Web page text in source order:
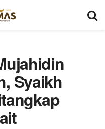
Syaikh